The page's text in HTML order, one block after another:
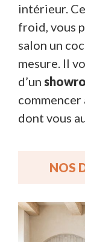
intérieur.
froid, vous
salon un
mesure. Il
d’un
commencer
dont vous
NOS